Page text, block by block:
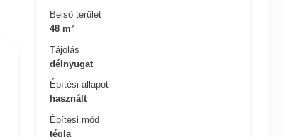
Belső terület
48 m²
Tájolás
délnyugat
Építési állapot
használt
Építési mód
tégla